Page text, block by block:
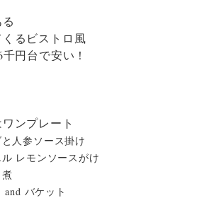
るビストロ風
円台で安い！
ンプレート
人参ソース掛け
レモンソースがけ
バケット